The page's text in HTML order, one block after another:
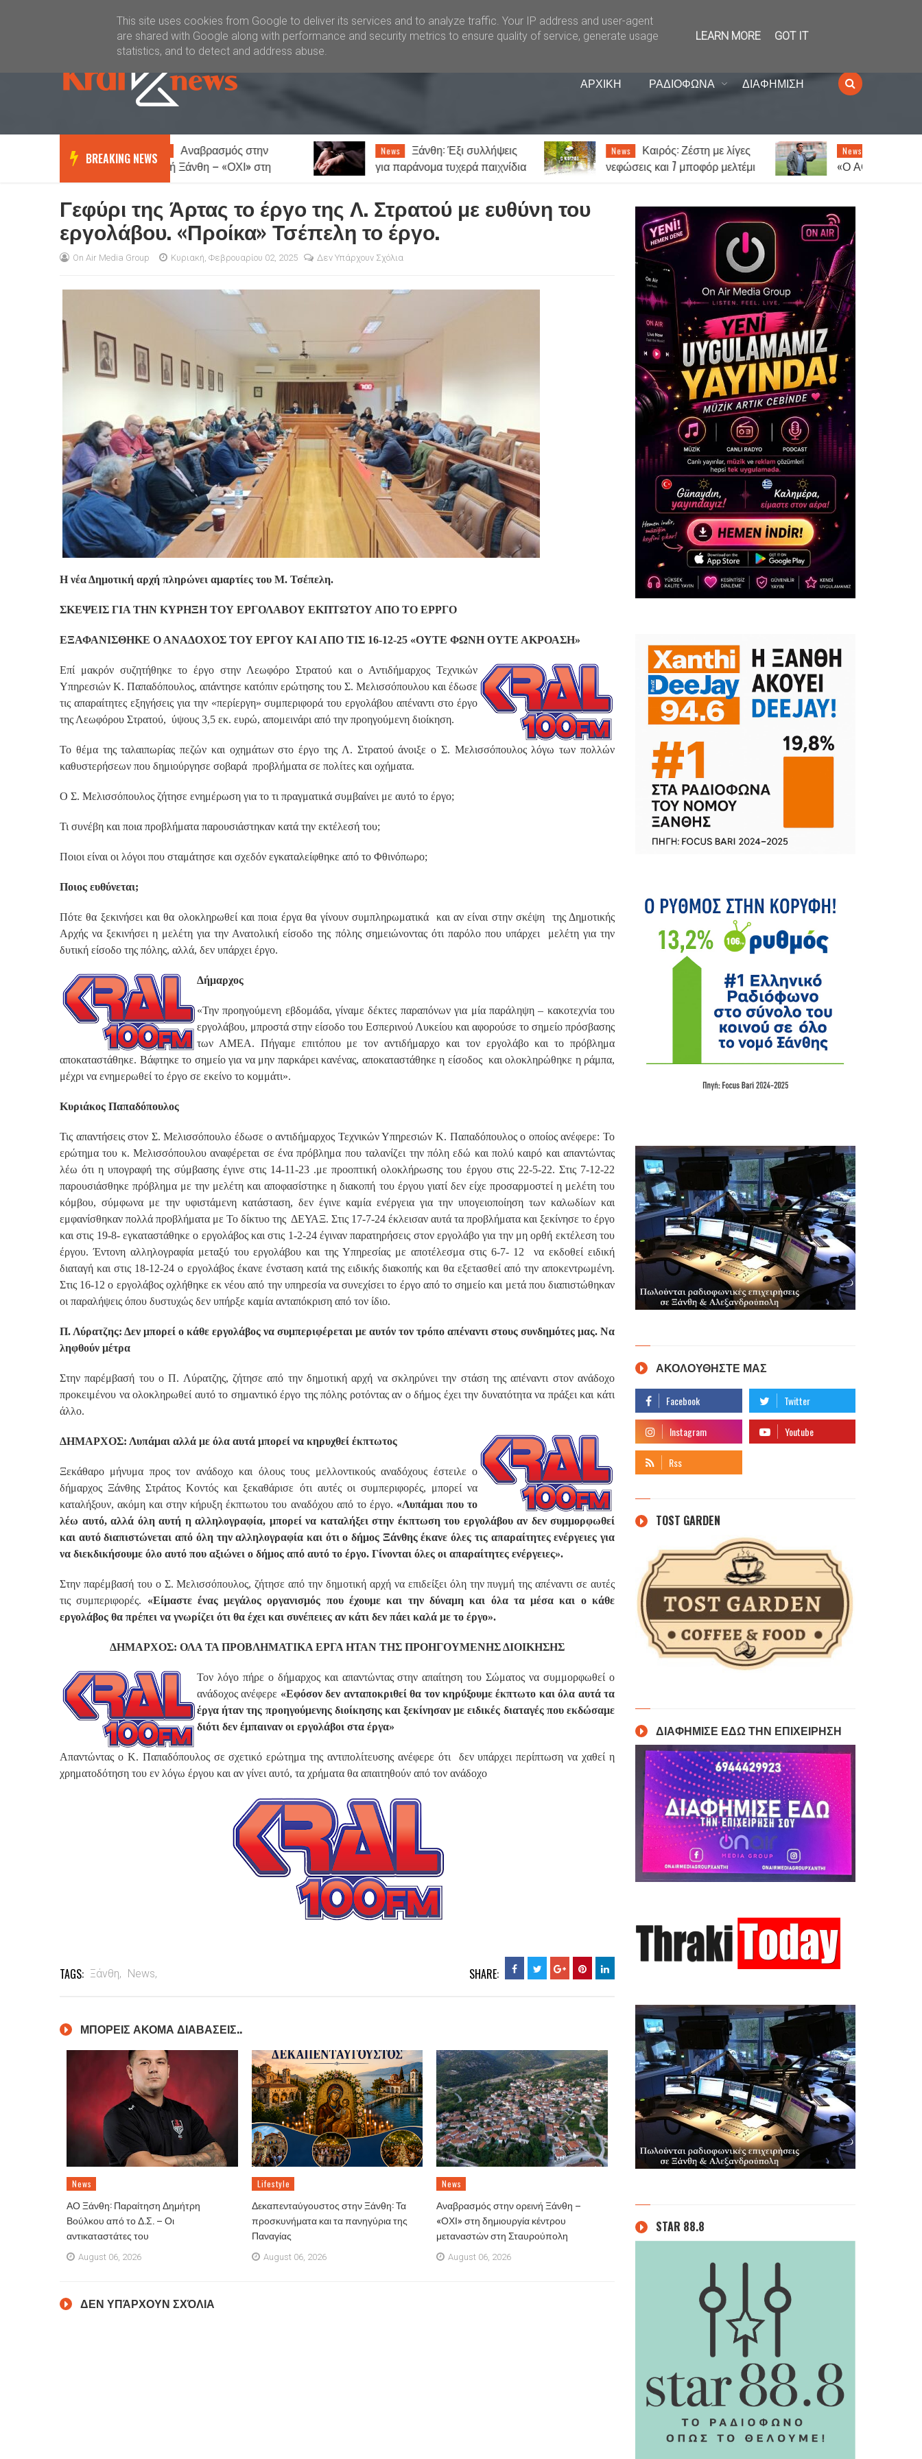
Καλώς ήλθατε Kral News
ΑΡΧΙΚΗ ΡΑΔΙΟΦΩΝΑ ΔΙΑΦΗΜΙΣΗ
BREAKING NEWS
Αναβρασμός στην
ορεινή Ξάνθη – «ΟΧΙ» στη
δημιουργία κέντρου
μεταναστών στη Σταυρούπολη
News
Ξάνθη: Έξι συλλήψεις
για παράνομα τυχερά παιχνίδια
News
Καιρός: Ζέστη με λίγες
νεφώσεις και 7 μποφόρ μελτέμι
News
Κώστας Ανυφαντάκης:
«Ο ΑΟΞ είναι πολύ μεγάλη
Γεφύρι της Άρτας το έργο της Λ. Στρατού με ευθύνη του
εργολάβου. «Προίκα» Τσέπελη το έργο.
On Air Media Group Κυριακή, Φεβρουαρίου 02, 2025 Δεν Υπάρχουν Σχόλια
Η νέα Δημοτική αρχή πληρώνει αμαρτίες του Μ. Τσέπελη.
ΣΚΕΨΕΙΣ ΓΙΑ ΤΗΝ ΚΥΡΗΞΗ ΤΟΥ ΕΡΓΟΛΑΒΟΥ ΕΚΠΤΩΤΟΥ ΑΠΟ ΤΟ ΕΡΡΓΟ
ΕΞΑΦΑΝΙΣΘΗΚΕ Ο ΑΝΑΔΟΧΟΣ ΤΟΥ ΕΡΓΟΥ ΚΑΙ ΑΠΟ ΤΙΣ 16-12-25 «ΟΥΤΕ ΦΩΝΗ ΟΥΤΕ ΑΚΡΟΑΣΗ»
Επί μακρόν συζητήθηκε το έργο στην Λεωφόρο Στρατού και ο Αντιδήμαρχος Τεχνικών
Υπηρεσιών Κ. Παπαδόπουλος, απάντησε κατόπιν ερώτησης του Σ. Μελισσόπουλου και έδωσε
τις απαραίτητες εξηγήσεις για την «περίεργη» συμπεριφορά του εργολάβου απέναντι στο έργο
της Λεωφόρου Στρατού, ύψους 3,5 εκ. ευρώ, απομεινάρι από την προηγούμενη διοίκηση.
Το θέμα της ταλαιπωρίας πεζών και οχημάτων στο έργο της Λ. Στρατού άνοιξε ο Σ. Μελισσόπουλος λόγω των πολλών
καθυστερήσεων που δημιούργησε σοβαρά προβλήματα σε πολίτες και οχήματα.
Ο Σ. Μελισσόπουλος ζήτησε ενημέρωση για το τι πραγματικά συμβαίνει με αυτό το έργο;
Τι συνέβη και ποια προβλήματα παρουσιάστηκαν κατά την εκτέλεσή του;
Ποιοι είναι οι λόγοι που σταμάτησε και σχεδόν εγκαταλείφθηκε από το Φθινόπωρο;
Ποιος ευθύνεται;
Πότε θα ξεκινήσει και θα ολοκληρωθεί και ποια έργα θα γίνουν συμπληρωματικά και αν είναι στην σκέψη της Δημοτικής
Αρχής να ξεκινήσει η μελέτη για την Ανατολική είσοδο της πόλης σημειώνοντας ότι παρόλο που υπάρχει μελέτη για την
δυτική είσοδο της πόλης, αλλά, δεν υπάρχει έργο.
Δήμαρχος
«Την προηγούμενη εβδομάδα, γίναμε δέκτες παραπόνων για μία παράληψη – κακοτεχνία του
εργολάβου, μπροστά στην είσοδο του Εσπερινού Λυκείου και αφορούσε το σημείο πρόσβασης
των ΑΜΕΑ. Πήγαμε επιτόπου με τον αντιδήμαρχο και τον εργολάβο και το πρόβλημα
αποκαταστάθηκε. Βάφτηκε το σημείο για να μην παρκάρει κανένας, αποκαταστάθηκε η είσοδος και ολοκληρώθηκε η ράμπα,
μέχρι να ενημερωθεί το έργο σε εκείνο το κομμάτι».
Κυριάκος Παπαδόπουλος
Τις απαντήσεις στον Σ. Μελισσόπουλο έδωσε ο αντιδήμαρχος Τεχνικών Υπηρεσιών Κ. Παπαδόπουλος ο οποίος ανέφερε: Το
ερώτημα του κ. Μελισσόπουλου αναφέρεται σε ένα πρόβλημα που ταλανίζει την πόλη εδώ και πολύ καιρό και απαντώντας
λέω ότι η υπογραφή της σύμβασης έγινε στις 14-11-23 .με προοπτική ολοκλήρωσης του έργου στις 22-5-22. Στις 7-12-22
παρουσιάσθηκε πρόβλημα με την μελέτη και αποφασίστηκε η διακοπή του έργου γιατί δεν είχε προσαρμοστεί η μελέτη του
κόμβου, σύμφωνα με την υφιστάμενη κατάσταση, δεν έγινε καμία ενέργεια για την υπογειοποίηση των καλωδίων και
εμφανίσθηκαν πολλά προβλήματα με Το δίκτυο της ΔΕΥΑΞ. Στις 17-7-24 έκλεισαν αυτά τα προβλήματα και ξεκίνησε το έργο
και στις 19-8- εγκαταστάθηκε ο εργολάβος και στις 1-2-24 έγιναν παρατηρήσεις στον εργολάβο για την μη ορθή εκτέλεση του
έργου. Έντονη αλληλογραφία μεταξύ του εργολάβου και της Υπηρεσίας με αποτέλεσμα στις 6-7- 12 να εκδοθεί ειδική
διαταγή και στις 18-12-24 ο εργολάβος έκανε ένσταση κατά της ειδικής διακοπής και θα εξετασθεί από την αποκεντρωμένη.
Στις 16-12 ο εργολάβος οχλήθηκε εκ νέου από την υπηρεσία να συνεχίσει το έργο από το σημείο και μετά που διαπιστώθηκαν
οι παραλήψεις όπου δυστυχώς δεν υπήρξε καμία ανταπόκριση από τον ίδιο.
Π. Λύρατζης: Δεν μπορεί ο κάθε εργολάβος να συμπεριφέρεται με αυτόν τον τρόπο απέναντι στους συνδημότες μας. Να
ληφθούν μέτρα
Στην παρέμβασή του ο Π. Λύρατζης, ζήτησε από την δημοτική αρχή να σκληρύνει την στάση της απέναντι στον ανάδοχο
προκειμένου να ολοκληρωθεί αυτό το σημαντικό έργο της πόλης ροτόντας αν ο δήμος έχει την δυνατότητα να πράξει και κάτι
άλλο.
ΔΗΜΑΡΧΟΣ: Λυπάμαι αλλά με όλα αυτά μπορεί να κηρυχθεί έκπτωτος
Ξεκάθαρο μήνυμα προς τον ανάδοχο και όλους τους μελλοντικούς αναδόχους έστειλε ο
δήμαρχος Ξάνθης Στράτος Κοντός και ξεκαθάρισε ότι αυτές οι συμπεριφορές, μπορεί να
καταλήξουν, ακόμη και στην κήρυξη έκπτωτου του αναδόχου από το έργο. «Λυπάμαι που το
λέω αυτό, αλλά όλη αυτή η αλληλογραφία, μπορεί να καταλήξει στην έκπτωση του εργολάβου αν δεν συμμορφωθεί
και αυτό διαπιστώνεται από όλη την αλληλογραφία και ότι ο δήμος Ξάνθης έκανε όλες τις απαραίτητες ενέργειες για
να διεκδικήσουμε όλο αυτό που αξιώνει ο δήμος από αυτό το έργο. Γίνονται όλες οι απαραίτητες ενέργειες».
Στην παρέμβασή του ο Σ. Μελισσόπουλος, ζήτησε από την δημοτική αρχή να επιδείξει όλη την πυγμή της απέναντι σε αυτές
τις συμπεριφορές. «Είμαστε ένας μεγάλος οργανισμός που έχουμε και την δύναμη και όλα τα μέσα και ο κάθε
εργολάβος θα πρέπει να γνωρίζει ότι θα έχει και συνέπειες αν κάτι δεν πάει καλά με το έργο».
ΔΗΜΑΡΧΟΣ: ΟΛΑ ΤΑ ΠΡΟΒΛΗΜΑΤΙΚΑ ΕΡΓΑ ΗΤΑΝ ΤΗΣ ΠΡΟΗΓΟΥΜΕΝΗΣ ΔΙΟΙΚΗΣΗΣ
Τον λόγο πήρε ο δήμαρχος και απαντώντας στην απαίτηση του Σώματος να συμμορφωθεί ο
ανάδοχος ανέφερε «Εφόσον δεν ανταποκριθεί θα τον κηρύξουμε έκπτωτο και όλα αυτά τα
έργα ήταν της προηγούμενης διοίκησης και ξεκίνησαν με ειδικές διαταγές που εκδώσαμε
διότι δεν έμπαιναν οι εργολάβοι στα έργα»
Απαντώντας ο Κ. Παπαδόπουλος σε σχετικό ερώτημα της αντιπολίτευσης ανέφερε ότι δεν υπάρχει περίπτωση να χαθεί η
χρηματοδότηση του εν λόγω έργου και αν γίνει αυτό, τα χρήματα θα απαιτηθούν από τον ανάδοχο
TAGS: Ξάνθη, News, SHARE:
ΜΠΟΡΕΙΣ ΑΚΟΜΑ ΔΙΑΒΑΣΕΙΣ..
News
ΑΟ Ξάνθη: Παραίτηση Δημήτρη
Βούλκου από το Δ.Σ. – Οι
αντικαταστάτες του
August 06, 2026
Lifestyle
Δεκαπενταύγουστος στην Ξάνθη: Τα
προσκυνήματα και τα πανηγύρια της
Παναγίας
August 06, 2026
News
Αναβρασμός στην ορεινή Ξάνθη –
«ΟΧΙ» στη δημιουργία κέντρου
μεταναστών στη Σταυρούπολη
August 06, 2026
ΔΕΝ ΥΠΆΡΧΟΥΝ ΣΧΌΛΙΑ
ΑΚΟΛΟΥΘΗΣΤΕ ΜΑΣ
TOST GARDEN
ΔΙΑΦΗΜΙΣΕ ΕΔΩ ΤΗΝ ΕΠΙΧΕΙΡΗΣΗ
STAR 88.8
This site uses cookies from Google to deliver its services and to analyze traffic. Your IP address and user-agent
are shared with Google along with performance and security metrics to ensure quality of service, generate usage
statistics, and to detect and address abuse.
LEARN MORE GOT IT